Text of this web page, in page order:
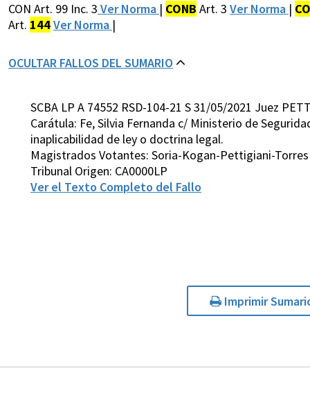
CON Art. 99 Inc. 3 Ver Norma | CONB Art. 3 Ver Norma |
Art. 144Ver Norma |
OCULTAR FALLOS DEL SUMARIO
SCBA LP A 74552 RSD-104-21 S 31/05/2021 Juez
Carátula: Fe, Silvia Fernanda c/ Ministerio de
inaplicabilidad de ley o doctrina legal.
Magistrados Votantes: Soria-Kogan-Pettigiani-Torres
Tribunal Origen: CA0000LP
Ver el Texto Completo del Fallo
Imprimir